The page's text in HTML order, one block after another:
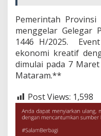
Pemerintah
menggelar Gelegar
1446 H/2025.
ekonomi kreatif
dimulai pada 7
Mataram.**
Post Views: 1,598